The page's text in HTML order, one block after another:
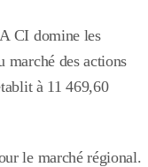
CI domine les
des actions
à 11 469,60
le marché régional.